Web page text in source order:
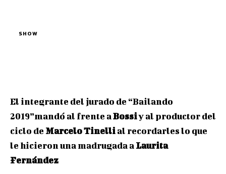
SHOW
El integrante del jurado de “Bailando
2019”mandó al frente a Bossiy al productor del
ciclo de Marcelo Tinelli al recordarles lo que
le hicieron una madrugada a Laurita
Fernández